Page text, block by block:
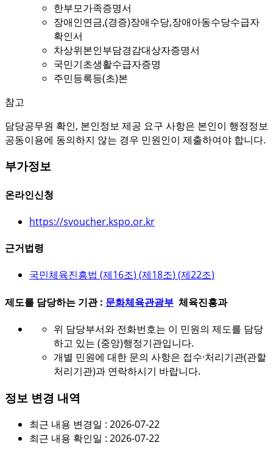
한부모가족증명서
장애인연금,(경증)장애수당,장애아동수당수급자
확인서
차상위본인부담경감대상자증명서
국민기초생활수급자증명
주민등록등(초)본
참고
담당공무원 확인, 본인정보 제공 요구 사항은 본인이 행정정보
공동이용에 동의하지 않는 경우 민원인이 제출하여야 합니다.
부가정보
온라인신청
https://svoucher.kspo.or.kr
근거법령
국민체육진흥법 (제16조) (제18조) (제22조)
제도를 담당하는 기관 : 문화체육관광부 체육진흥과
위 담당부서와 전화번호는 이 민원의 제도를 담당
하고 있는 (중앙)행정기관입니다.
개별 민원에 대한 문의 사항은 접수·처리기관(관할
처리기관)과 연락하시기 바랍니다.
정보 변경 내역
최근 내용 변경일 : 2026-07-22
최근 내용 확인일 : 2026-07-22